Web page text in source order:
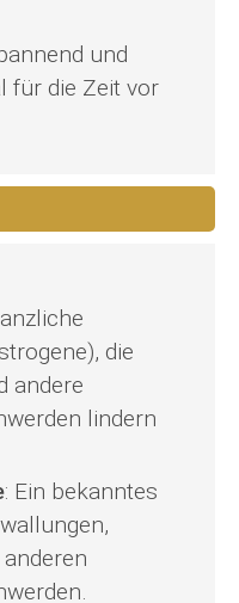
und
für die Zeit vor
die
andere
lindern
: Ein bekanntes